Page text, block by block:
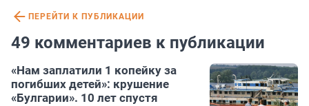
ПЕРЕЙТИ К ПУБЛИКАЦИИ
49 комментариев к публикации
«Нам заплатили 1 копейку за
погибших детей»: крушение
«Булгарии». 10 лет спустя